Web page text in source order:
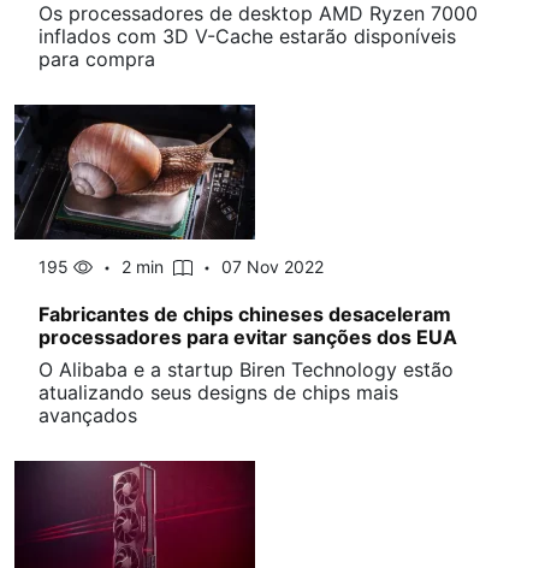
Os processadores de desktop AMD Ryzen 7000
inflados com 3D V-Cache estarão disponíveis
para compra
195 2 min 07 Nov 2022
Fabricantes de chips chineses desaceleram
processadores para evitar sanções dos EUA
O Alibaba e a startup Biren Technology estão
atualizando seus designs de chips mais
avançados